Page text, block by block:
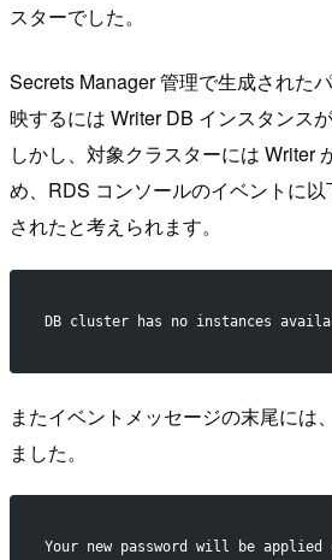
スターでした。
Secrets Manager 管理で生成された
映するには Writer DB インスタンスが
しかし、対象クラスターには Writer
め、RDS コンソールのイベントに
されたと考えられます。
DB cluster has no instances
またイベントメッセージの末尾には
ました。
Your new password will be